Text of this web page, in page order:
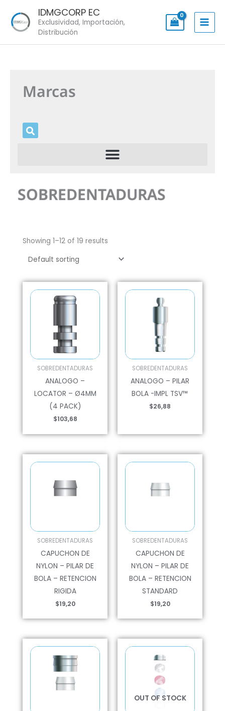
content
IDMGCORP EC
Exclusividad, Importación,
Distribución
Marcas
SOBREDENTADURAS
Showing 1–12 of 19 results
SOBREDENTADURAS
ANALOGO –
LOCATOR – Ø4MM
(4 PACK)
$103,68
SOBREDENTADURAS
ANALOGO – PILAR
BOLA -IMPL TSV™
$26,88
SOBREDENTADURAS
CAPUCHON DE
NYLON – PILAR DE
BOLA – RETENCION
RIGIDA
$19,20
SOBREDENTADURAS
CAPUCHON DE
NYLON – PILAR DE
BOLA – RETENCION
STANDARD
$19,20
OUT OF STOCK